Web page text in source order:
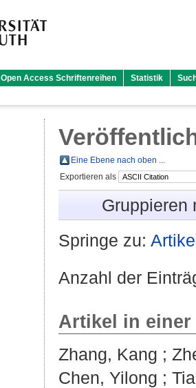
Open Access Schriftenreihen Statistik
Eine Ebene nach oben ...
Exportieren als
Gruppieren
Springe zu:
Anzahl der
Artikel in
Zhang, Kang ;
Chen, Yilong ;